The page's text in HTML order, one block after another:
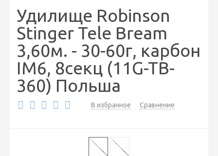
Удилище Robinson
Stinger Tele Bream
3,60м. - 30-60г, карбон
IM6, 8секц (11G-TB-
360) Польша
В избранное Сравнение